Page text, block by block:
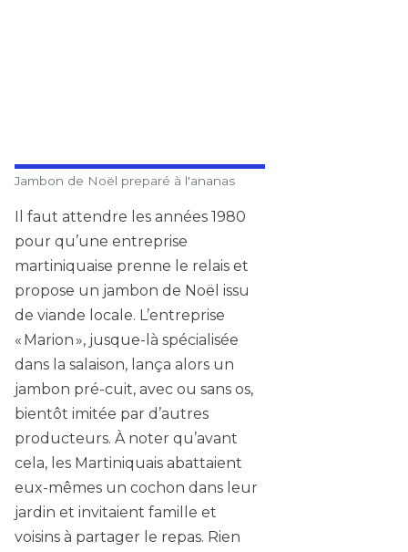
Jambon de Noël preparé à l'ananas
Il faut attendre les années 1980
pour qu’une entreprise
martiniquaise prenne le relais et
propose un jambon de Noël issu
de viande locale. L’entreprise
« Marion », jusque-là spécialisée
dans la salaison, lança alors un
jambon pré-cuit, avec ou sans os,
bientôt imitée par d’autres
producteurs. À noter qu’avant
cela, les Martiniquais abattaient
eux-mêmes un cochon dans leur
jardin et invitaient famille et
voisins à partager le repas. Rien